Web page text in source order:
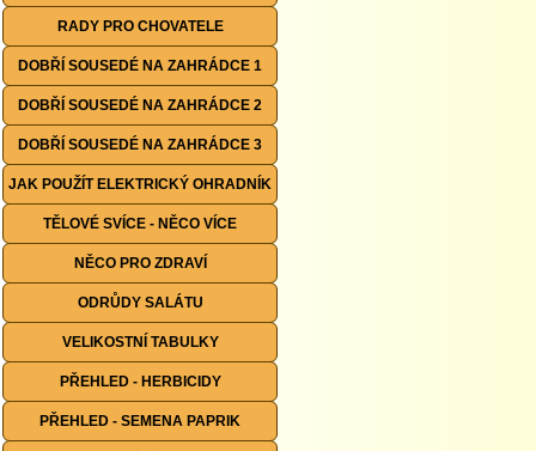
RADY PRO CHOVATELE
DOBŘÍ SOUSEDÉ NA ZAHRÁDCE 1
DOBŘÍ SOUSEDÉ NA ZAHRÁDCE 2
DOBŘÍ SOUSEDÉ NA ZAHRÁDCE 3
JAK POUŽÍT ELEKTRICKÝ OHRADNÍK
TĚLOVÉ SVÍCE - NĚCO VÍCE
NĚCO PRO ZDRAVÍ
ODRŮDY SALÁTU
VELIKOSTNÍ TABULKY
PŘEHLED - HERBICIDY
PŘEHLED - SEMENA PAPRIK